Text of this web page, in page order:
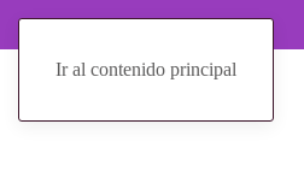
Ir al contenido principal